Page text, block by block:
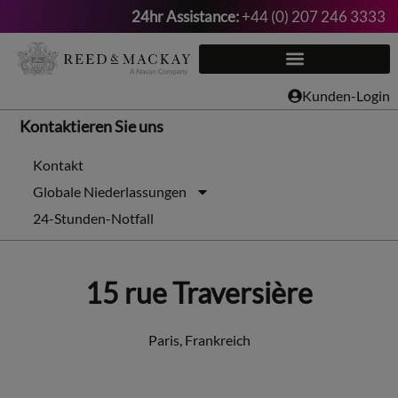
Zum
Inhalt
24hr Assistance:+44 (0) 207 246 3333
Kunden-Login
Kontaktieren Sie uns
Kontakt
Globale Niederlassungen
24-Stunden-Notfall
15 rue Traversière
Paris, Frankreich